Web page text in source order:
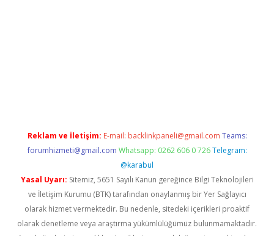
Reklam ve İletişim: E-mail: backlinkpaneli@gmail.com Teams:
forumhizmeti@gmail.com Whatsapp: 0262 606 0 726 Telegram:
@karabul
Yasal Uyarı: Sitemiz, 5651 Sayılı Kanun gereğince Bilgi Teknolojileri
ve İletişim Kurumu (BTK) tarafından onaylanmış bir Yer Sağlayıcı
olarak hizmet vermektedir. Bu nedenle, sitedeki içerikleri proaktif
olarak denetleme veya araştırma yükümlülüğümüz bulunmamaktadır.